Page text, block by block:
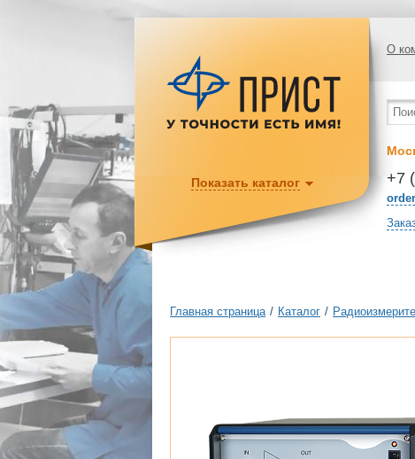
О
+7
Показать каталог
Главная страница / Каталог /